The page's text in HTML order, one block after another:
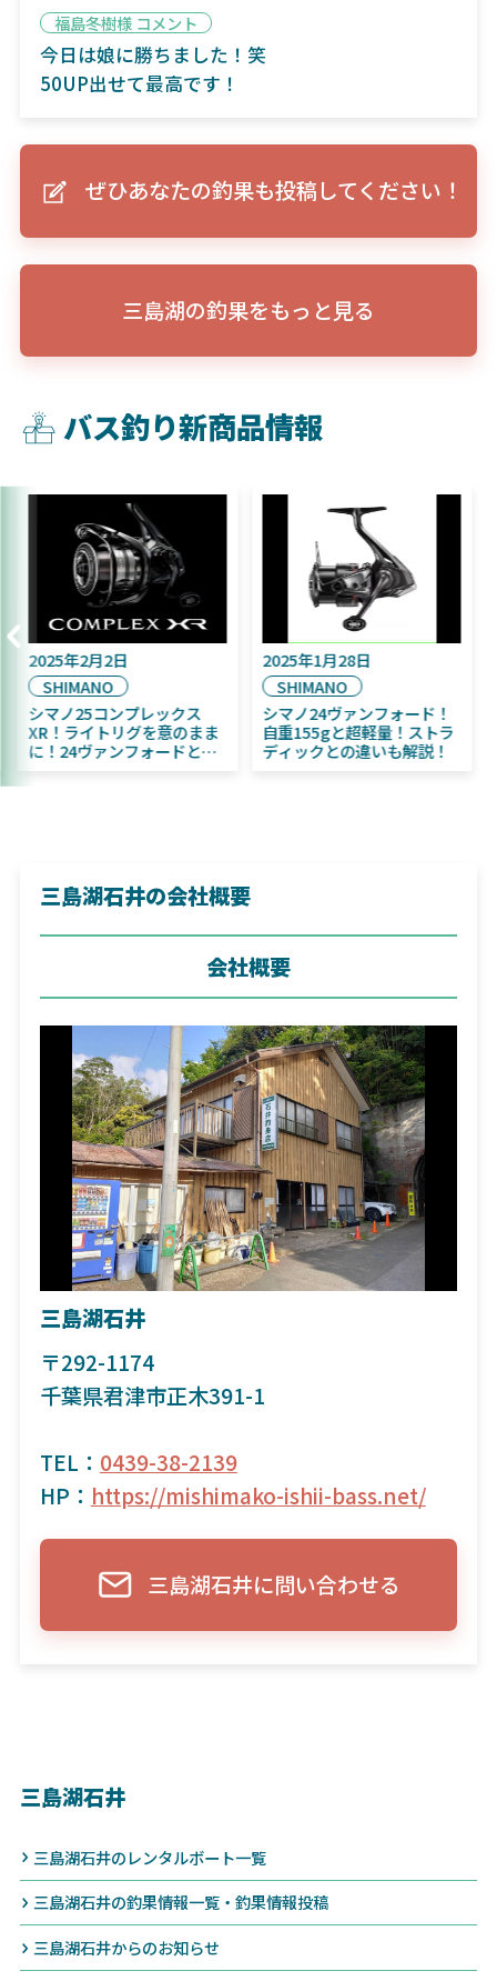
福島冬樹様 コメント
今日は娘に勝ちました！笑
50UP出せて最高です！
ぜひあなたの釣果も投稿してください！
三島湖の釣果をもっと見る
バス釣り新商品情報
年9月16日
DAIWA
年11月発売予定！
ふく魚／ちびふく魚
ッグベイト初心者にお
2025年2月2日
SHIMANO
シマノ25コンプレックス
XR！ライトリグを意のまま
に！24ヴァンフォードとの
三島湖石井の会社概要
会社概要
三島湖石井
〒292-1174
千葉県君津市正木391-1
TEL： 0439-38-2139
HP： https://mishimako-ishii-bass.net/
三島湖石井に問い合わせる
三島湖石井
三島湖石井のレンタルボート一覧
三島湖石井の釣果情報一覧・釣果情報投稿
三島湖石井からのお知らせ